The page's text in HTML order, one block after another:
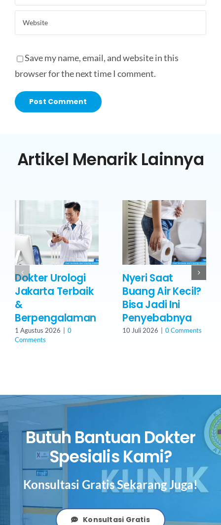
Save my name, email, and website in this
browser for the next time I comment.
Artikel Menarik Lainnya
Dokter Urologi
Jakarta Terbaik
&
Berpengalaman
1 Agustus 2026
0
Comments
Nyeri Saat
Buang Air Kecil?
Bisa Jadi Ini
Penyebabnya
10 Juli 2026 0 Comments
Butuh Bantuan Dokter
Spesialis Kami?
Konsultasi Gratis Sekarang Juga!
Konsultasi Gratis